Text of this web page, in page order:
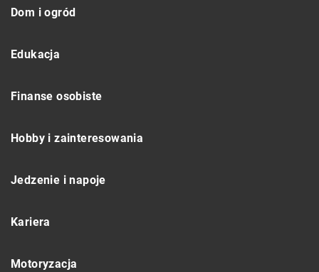
Dom i ogród
Edukacja
Finanse osobiste
Hobby i zainteresowania
Jedzenie i napoje
Kariera
Motoryzacja